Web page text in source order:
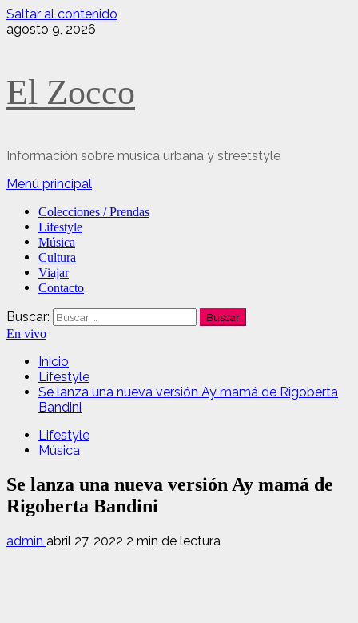
Saltar al contenido
agosto 9, 2026
El Zocco
Información sobre música urbana y streetstyle
Menú principal
Colecciones / Prendas
Lifestyle
Música
Cultura
Viajar
Contacto
Buscar:
En vivo
Inicio
Lifestyle
Se lanza una nueva versión Ay mamá de Rigoberta
Bandini
Lifestyle
Música
Se lanza una nueva versión Ay mamá de
Rigoberta Bandini
admin abril 27, 2022 2 min de lectura